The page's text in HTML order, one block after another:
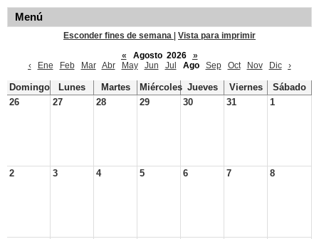
Menú
Esconder fines de semana
Vista para imprimir
«
Agosto 2026
»
‹
Ene Feb Mar Abr May Jun Jul Ago Sep Oct Nov Dic ›
Domingo Lunes Martes Miércoles Jueves Viernes
Sábado
26
27 28 29 30 31 1
2 3 4 5 6 7 8